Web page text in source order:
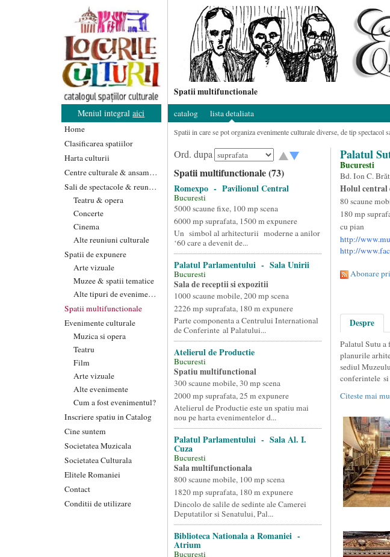
Meniul integralaici
Home
Clasificarea spatiilor
Harta culturii
Centre culturale & ansambluri
Sali de spectacole & reuniuni
Teatru & opera
Concerte
Cinema
Alte reuniuni culturale
Spatii de expunere
Arte vizuale
Muzee & spatii tematice
Alte tipuri de evenimente
Spatii multifunctionale
Evenimente culturale
Muzica si opera
Teatru
Film
Arte vizuale
Alte evenimente
Cum a fost evenimentul?
Inscriere spatiu in Catalog
Cine suntem
Societatea Muzicala
Societatea Culturala
Elitele Romaniei
Contact
Conditii de utilizare
Spatii multifunctionale
catalog lista detaliata
Spatii in care se pot organiza evenimente culturale diverse, de tip spectacol
Ord. dupa
Spatii multifunctionale (73)
Romexpo - Pavilionul Central
Bucuresti
5000 scaune fixe, 100 mp scena
6000 mp suprafata, 1500 m expunere
Un simbol al arhitecturii moderne a anilor
‘60 care a devenit de...
Palatul Parlamentului - Sala Unirii
Bucuresti
Sala de receptii si expozitii
1000 scaune mobile, 200 mp scena
2226 mp suprafata, 180 m expunere
Parte componenta a Centrului International
de Conferinte al Palatului...
Atelierul de Productie
Bucuresti
Spatiu multifunctional
300 scaune mobile, 30 mp scena
2000 mp suprafata, 25 m expunere
Atelierul de Productie este un spatiu mai
nou pe harta evenimentelor d...
Palatul Parlamentului - Sala Al. I.
Cuza
Bucuresti
Sala multifunctionala
800 scaune mobile, 100 mp scena
1820 mp suprafata, 180 m expunere
Dincolo de salile de sedinte ale Camerei
Deputatilor si Senatului, Pal...
Biblioteca Nationala a Romaniei -
Atrium
Bucuresti
Palatul
Bucuresti
Bd. Ion C.
Holul central
80 scaune
180 mp
cu pian
http://
http://
Abonare
Despre
Palatul Sutu a
planurile
sediul
conferintele
Citeste mai